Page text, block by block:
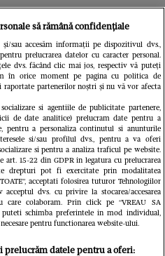
desculț sau cu
ce se
accident
să rămână confidențiale
sau accesăm informații pe dispozitivul dvs.,
prelucrarea datelor cu caracter personal.
dvs. făcând clic mai jos, respectiv vă puteți
în orice moment pe pagina cu politica de
raportate partenerilor noștri și nu vă vor afecta
si agentiile de publicitate partenere,
de date analitice) prelucram date pentru a
pentru a personaliza continutul si anunturile
si/sau profilul dvs., pentru a va oferi
si pentru a analiza traficul pe website.
art. 15-22 din GDPR in legatura cu prelucrarea
drepturi pot fi exercitate prin modalitatea
acceptati folosirea tuturor Tehnologiilor
dvs. cu privire la stocarea/accesarea
colaboram. Prin click pe “VREAU SA
puteti schimba preferintele in mod individual,
pentru functionarea website-ului.
prelucrăm datele pentru a oferi: